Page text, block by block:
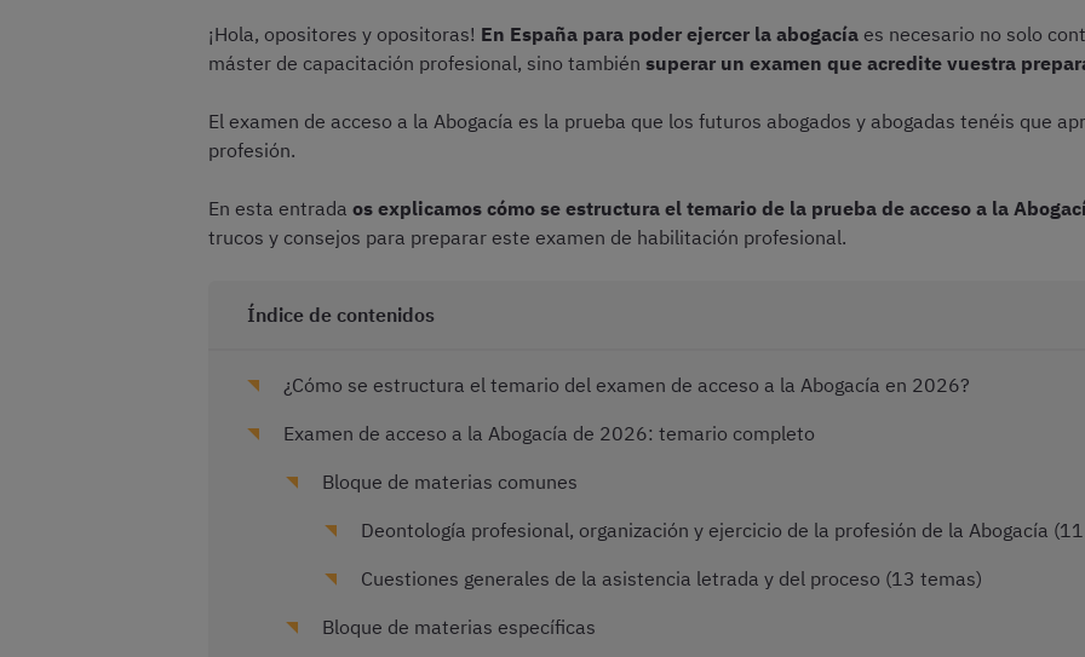
¡Hola, opositores y opositoras! En España para poder ejercer la abogacía es necesario no solo
máster de capacitación profesional, sino también superar un examen que acredite vuestra
El examen de acceso a la Abogacía es la prueba que los futuros abogados y abogadas tenéis que
profesión.
En esta entrada os explicamos cómo se estructura el temario de la prueba de acceso a la
trucos y consejos para preparar este examen de habilitación profesional.
Índice de contenidos
¿Cómo se estructura el temario del examen de acceso a la Abogacía en 2026?
Examen de acceso a la Abogacía de 2026: temario completo
Bloque de materias comunes
Deontología profesional, organización y ejercicio de la profesión de la Abogacía
Cuestiones generales de la asistencia letrada y del proceso (13 temas)
Bloque de materias específicas